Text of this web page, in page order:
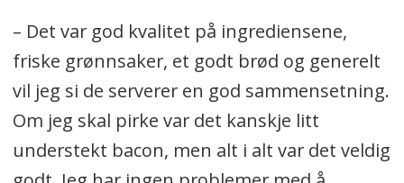
– Det var god kvalitet på ingrediensene,
friske grønnsaker, et godt brød og generelt
vil jeg si de serverer en god sammensetning.
Om jeg skal pirke var det kanskje litt
understekt bacon, men alt i alt var det veldig